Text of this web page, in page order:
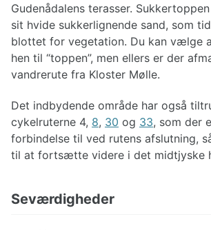
Gudenådalens terasser.
sit hvide sukkerlignende sand, som
blottet for vegetation. Du kan vælge
hen til “toppen”, men ellers er der
vandrerute fra Kloster Mølle.
Det indbydende område har også
cykelruterne 4, 8, 30 og 33, som der
forbindelse til ved rutens afslutning,
til at fortsætte videre i det midtjyske
Seværdigheder